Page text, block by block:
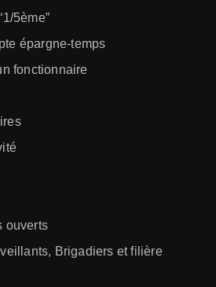
5ème”
épargne-temps
fonctionnaire
ouverts
Brigadiers et filière